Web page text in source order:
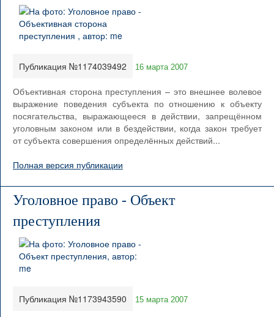
Публикация №1174039492 16 марта 2007
Объективная сторона преступления – это внешнее волевое
выражение поведения субъекта по отношению к объекту
посягательства, выражающееся в действии, запрещённом
уголовным законом или в бездействии, когда закон требует
от субъекта совершения определённых действий...
Полная версия публикации
Уголовное право - Объект
преступления
Публикация №1173943590 15 марта 2007